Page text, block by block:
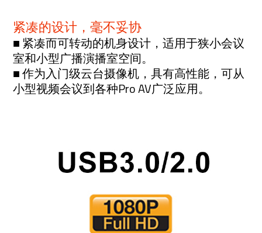
紧凑的设计，毫不妥协
■ 紧凑而可转动的机身设计，适用于狭小会议
室和小型广播演播室空间。
■ 作为入门级云台摄像机，具有高性能，可从
小型视频会议到各种Pro AV广泛应用。